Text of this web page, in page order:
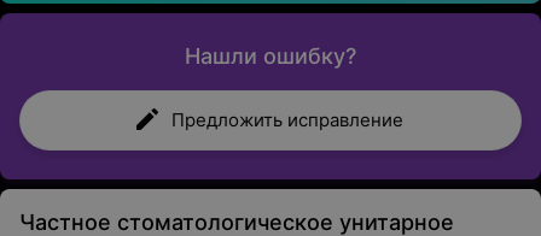
Нашли ошибку?
Предложить исправление
Частное стоматологическое унитарное